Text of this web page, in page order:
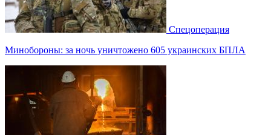
Спецоперация
Минобороны: за ночь уничтожено 605 украинских БПЛА